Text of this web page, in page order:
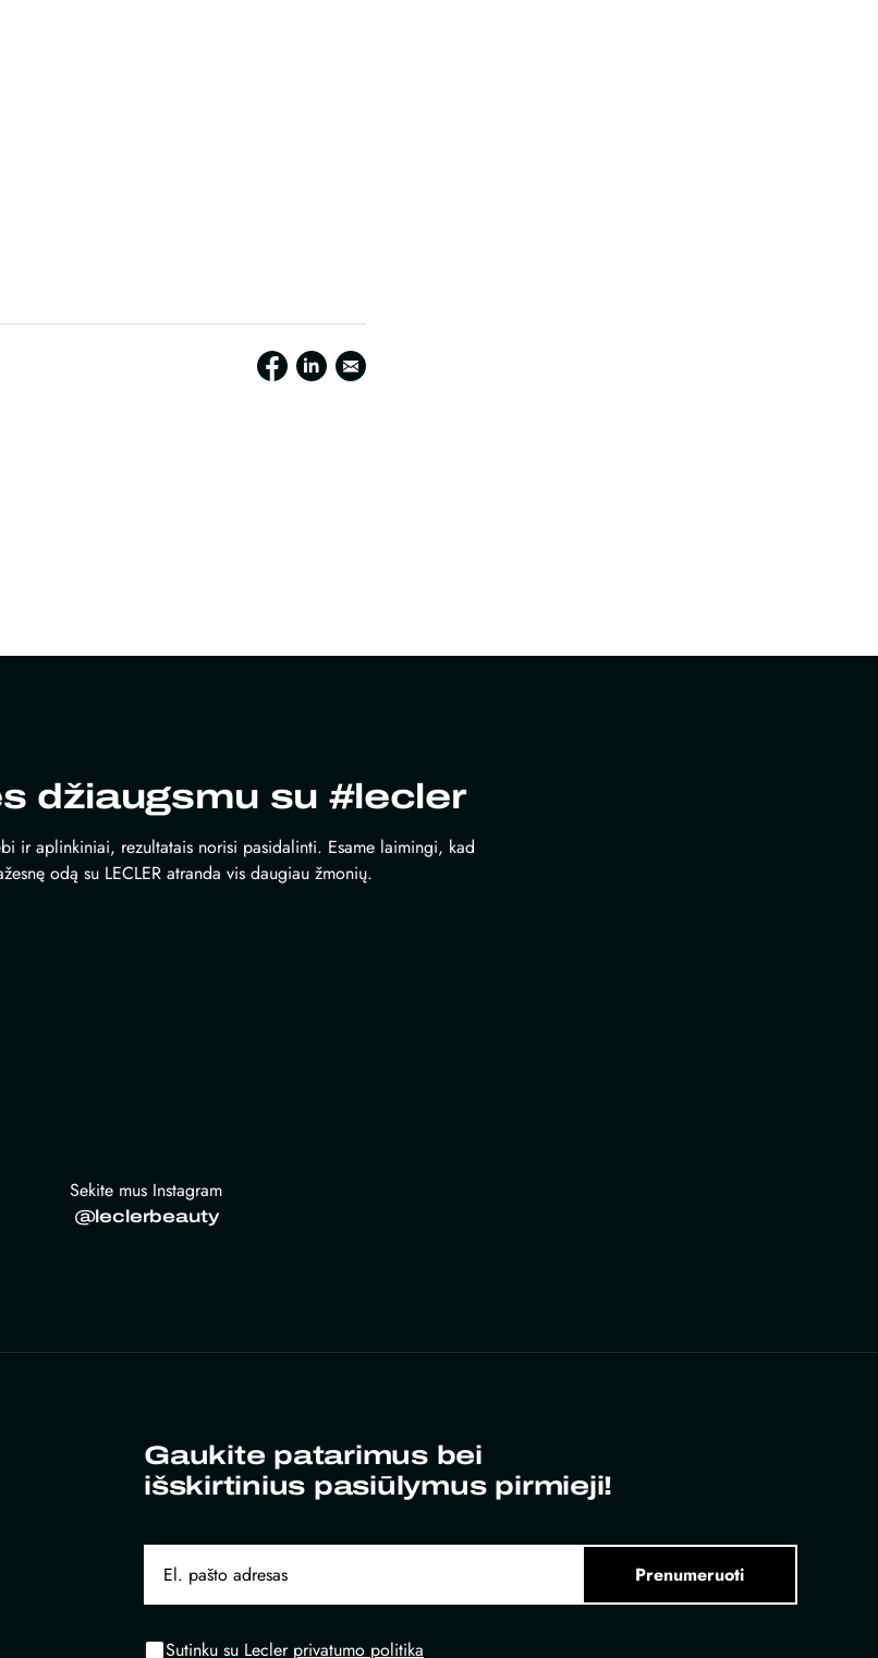
džiaugsmu su #lecler
ir aplinkiniai, rezultatais norisi pasidalinti. Esame laimingi, kad
odą su LECLER atranda vis daugiau žmonių.
Sekite mus Instagram
@leclerbeauty
Gaukite patarimus bei
išskirtinius pasiūlymus pirmieji!
Prenumeruoti
Sutinku su Lecler privatumo politika